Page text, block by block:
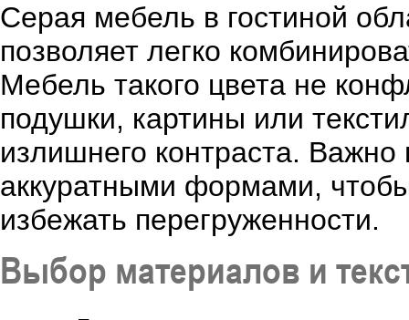
Серая мебель в гостиной
позволяет легко
Мебель такого цвета не
подушки, картины или
излишнего контраста.
аккуратными формами,
избежать перегруженности.
Выбор материалов и